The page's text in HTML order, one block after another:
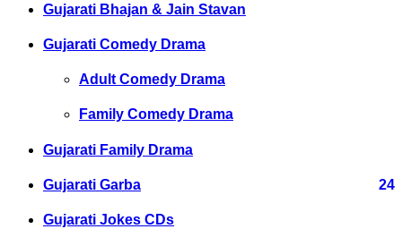
Gujarati Bhajan & Jain Stavan
Gujarati Comedy Drama
Adult Comedy Drama
Family Comedy Drama
Gujarati Family Drama
Gujarati Garba 24
Gujarati Jokes CDs